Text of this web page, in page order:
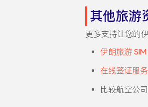
其他旅游
更多支持让您的
伊朗旅游 SIM
在线签证服务
比较航空公